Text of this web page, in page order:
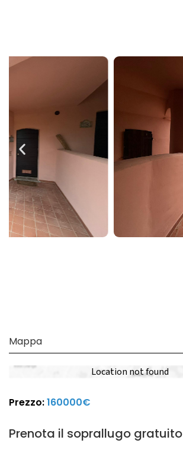
Mappa
Location not found
Prezzo:160000€
Prenota il soprallugo gratuito